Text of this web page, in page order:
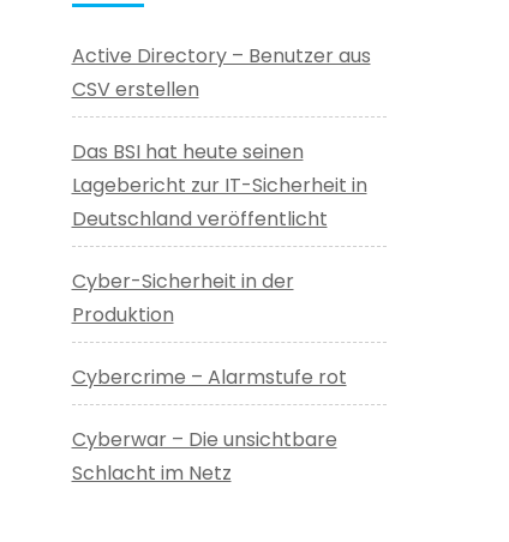
Active Directory – Benutzer aus
CSV erstellen
Das BSI hat heute seinen
Lagebericht zur IT-Sicherheit in
Deutschland veröffentlicht
Cyber-Sicherheit in der
Produktion
Cybercrime – Alarmstufe rot
Cyberwar – Die unsichtbare
Schlacht im Netz